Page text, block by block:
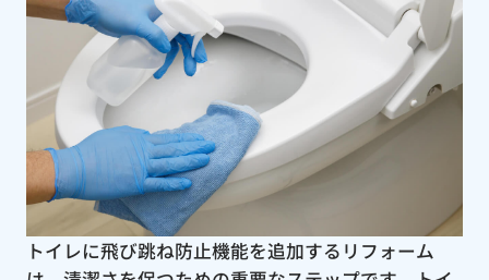
トイレに飛び跳ね防止機能を追加するリフォーム